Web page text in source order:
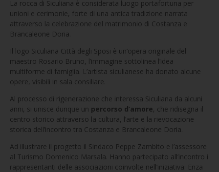
La rocca di Siculiana è considerata luogo portafortuna per
unioni e cerimonie, forte di una antica tradizione narrata
attraverso la celebrazione del matrimonio di Costanza e
Brancaleone Doria.
Il logo Siculiana Città degli Sposi è un’opera originale del
maestro Rosario Bruno, l’immagine sottolinea l’idea
multiforme di famiglia. L’artista siculianese ha donato alcune
opere, visibili in sala consiliare.
Al processo di rigenerazione che interessa Siculiana da alcuni
anni, si unisce dunque un percorso d’amore, che ridisegna il
centro storico attraverso la cultura, l’arte e la rievocazione
storica dell’incontro tra Costanza e Brancaleone Doria.
Ad illustrare il progetto il Sindaco Peppe Zambito e l’assessore
al Turismo Domenico Marsala. Hanno partecipato all’incontro i
rappresentanti delle associazioni coinvolte nell’iniziativa: Enza